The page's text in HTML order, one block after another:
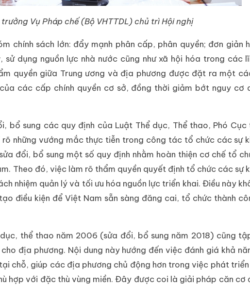
Vụ Pháp chế (Bộ VHTTDL) chủ trì Hội nghị
chính sách lớn: đẩy mạnh phân cấp, phân quyền; đơn giản
sử dụng nguồn lực nhà nước cũng như xã hội hóa trong các
quyền giữa Trung ương và địa phương được đặt ra một
các cấp chính quyền cơ sở, đồng thời giảm bớt nguy cơ
bổ sung các quy định của Luật Thể dục, Thể thao, Phó Cục
rõ những vướng mắc thực tiễn trong công tác tổ chức các sự
đổi, bổ sung một số quy định nhằm hoàn thiện cơ chế tổ
Theo đó, việc làm rõ thẩm quyền quyết định tổ chức các sự
nhiệm quản lý và tối ưu hóa nguồn lực triển khai. Điều này
điều kiện để Việt Nam sẵn sàng đăng cai, tổ chức thành
thể thao năm 2006 (sửa đổi, bổ sung năm 2018) cũng
địa phương. Nội dung này hướng đến việc đánh giá khả
chỗ, giúp các địa phương chủ động hơn trong việc phát
hợp với đặc thù vùng miền. Đây được coi là giải pháp căn cơ